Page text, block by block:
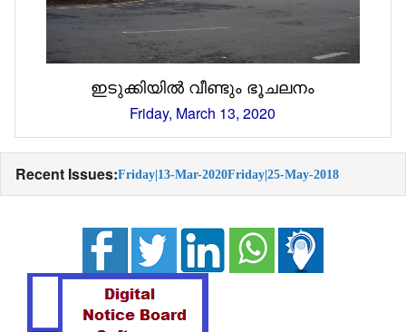
ഇടുക്കിയിൽ വീണ്ടും ഭൂചലനം
Friday, March 13, 2020
Recent Issues:Friday|13-Mar-2020Friday|25-May-2018